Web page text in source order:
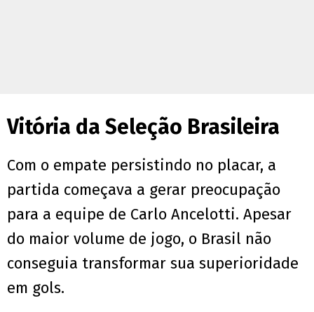
Vitória da Seleção Brasileira
Com o empate persistindo no placar, a
partida começava a gerar preocupação
para a equipe de Carlo Ancelotti. Apesar
do maior volume de jogo, o Brasil não
conseguia transformar sua superioridade
em gols.